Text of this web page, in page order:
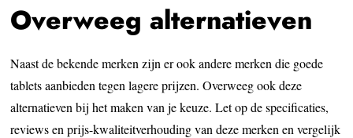
Overweeg alternatieven
Naast de bekende merken zijn er ook andere merken die goede
tablets aanbieden tegen lagere prijzen. Overweeg ook deze
alternatieven bij het maken van je keuze. Let op de specificaties,
reviews en prijs-kwaliteitverhouding van deze merken en vergelijk